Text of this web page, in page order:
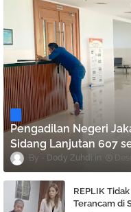
Pengadilan Negeri
Sidang Lanjutan 607
Dody Zuhdi
REPLIK
Terancam di